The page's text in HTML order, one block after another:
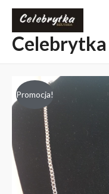
Celebrytka
Promocja!